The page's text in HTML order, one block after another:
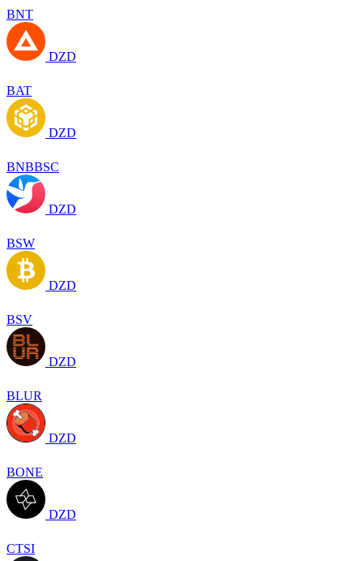
BNT
DZD
BAT
DZD
BNBBSC
DZD
BSW
DZD
BSV
DZD
BLUR
DZD
BONE
DZD
CTSI